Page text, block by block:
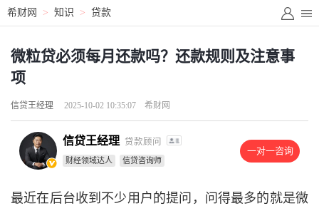
希财网 > 知识 > 贷款
微粒贷必须每月还款吗？还款规则及注意事
项
信贷王经理 2025-10-02 10:35:07 希财网
信贷王经理 贷款顾问
财经领域达人 信贷咨询师
一对一咨询
最近在后台收到不少用户的提问，问得最多的就是微